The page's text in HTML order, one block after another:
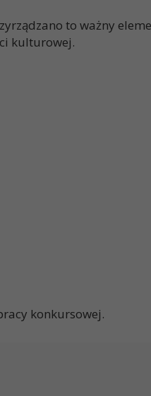
to ważny
kulturowej.
konkursowej.